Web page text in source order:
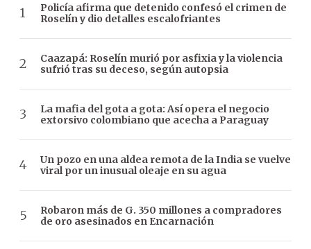
Policía afirma que detenido confesó el crimen de
Roselín y dio detalles escalofriantes
Caazapá: Roselín murió por asfixia y la violencia
sufrió tras su deceso, según autopsia
La mafia del gota a gota: Así opera el negocio
extorsivo colombiano que acecha a Paraguay
Un pozo en una aldea remota de la India se vuelve
viral por un inusual oleaje en su agua
Robaron más de G. 350 millones a compradores
de oro asesinados en Encarnación